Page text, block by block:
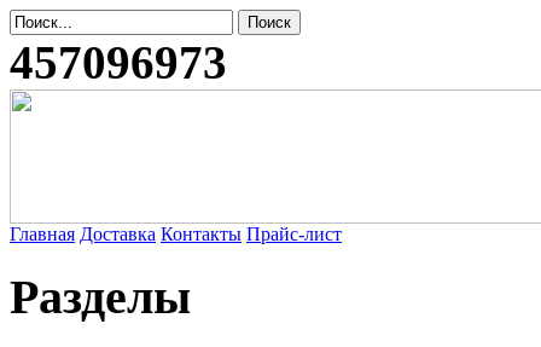
457096973
Главная Доставка Контакты Прайс-лист
Разделы